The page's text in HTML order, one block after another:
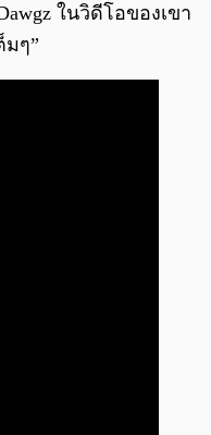
ในวิดีโอของเขา
ๆ”